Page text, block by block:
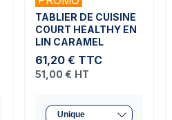
TABLIER DE CUISINE
COURT HEALTHY EN
LIN CARAMEL
61,20 € TTC
51,00 € HT